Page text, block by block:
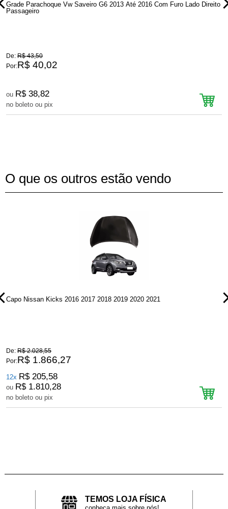
Grade Parachoque Vw Saveiro G6 2013 Até 2016 Com Furo Lado Direito
Passageiro
De: R$ 43,50
Por:R$ 40,02
ou R$ 38,82
no boleto ou pix
O que os outros estão vendo
Capo Nissan Kicks 2016 2017 2018 2019 2020 2021
De: R$ 2.028,55
Por:R$ 1.866,27
12x R$ 205,58
ou R$ 1.810,28
no boleto ou pix
TEMOS LOJA FÍSICA